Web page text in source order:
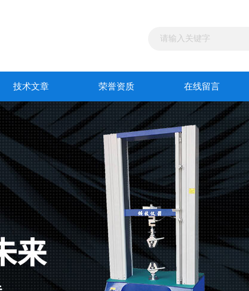
技术文章 荣誉资质 在线留言